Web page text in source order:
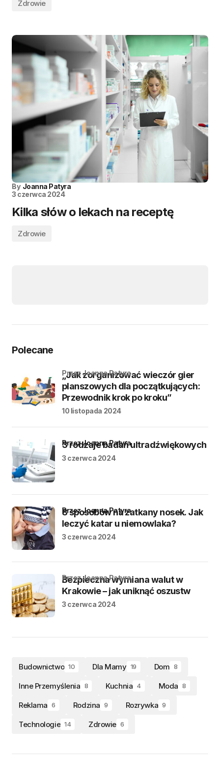
Zdrowie
By Joanna Patyra
3 czerwca 2024
Kilka słów o lekach na receptę
Zdrowie
Polecane
„Jak zorganizować wieczór gier
planszowych dla początkujących:
Przewodnik krok po kroku”
przez Joanna Patyra
10 listopada 2024
3 rodzaje badań ultradźwiękowych
przez Joanna Patyra
3 czerwca 2024
8 sposobów na zatkany nosek. Jak
leczyć katar u niemowlaka?
przez Joanna Patyra
3 czerwca 2024
Bezpieczna wymiana walut w
Krakowie – jak uniknąć oszustw
przez Joanna Patyra
3 czerwca 2024
Budownictwo 10 Dla Mamy 19 Dom 8
Inne Przemyślenia 8 Kuchnia 4 Moda 8
Reklama 6 Rodzina 9 Rozrywka 9
Technologie 14 Zdrowie 6